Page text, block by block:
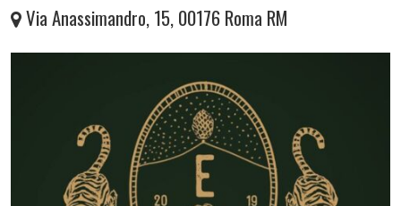
Via Anassimandro, 15, 00176 Roma RM